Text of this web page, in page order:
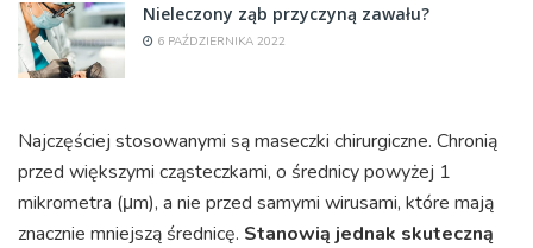
Nieleczony ząb przyczyną zawału?
6 PAŹDZIERNIKA 2022
Najczęściej stosowanymi są maseczki chirurgiczne. Chronią
przed większymi cząsteczkami, o średnicy powyżej 1
mikrometra (μm), a nie przed samymi wirusami, które mają
znacznie mniejszą średnicę. Stanowią jednak skuteczną